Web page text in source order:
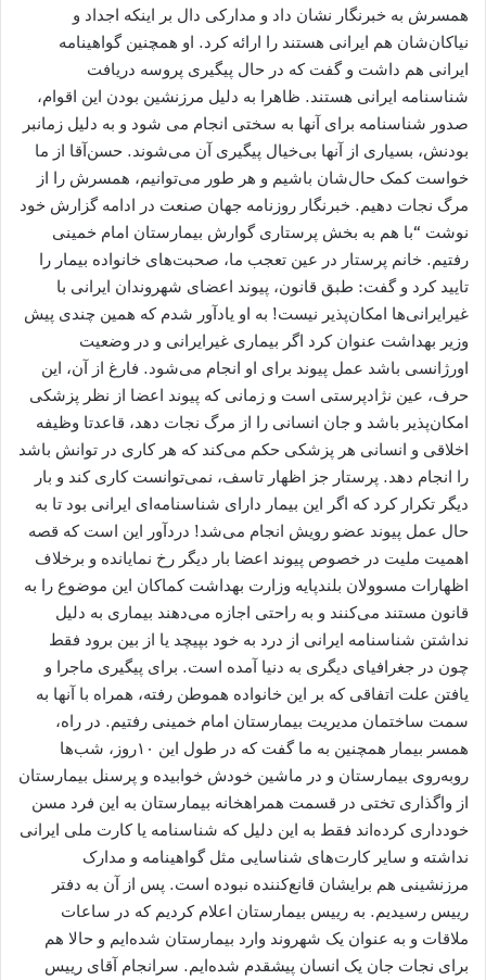
همسرش به خبرنگار نشان داد و مدارکی دال بر اینکه اجداد و
نیاکان‌شان هم ایرانی هستند را ارائه کرد. او همچنین گواهینامه
ایرانی هم داشت و گفت که در حال پیگیری پروسه دریافت
شناسنامه ایرانی هستند. ظاهرا به دلیل مرزنشین بودن این اقوام،
صدور شناسنامه برای آنها به سختی انجام می شود و به دلیل زمانبر
بودنش، بسیاری از آنها بی‌خیال پیگیری آن می‌شوند. حسن‌آقا از ما
خواست کمک حال‌شان باشیم و هر طور می‌توانیم، همسرش را از
مرگ نجات دهیم. خبرنگار روزنامه جهان صنعت در ادامه گزارش خود
نوشت “با هم به بخش پرستاری گوارش بیمارستان امام خمینی
رفتیم. خانم پرستار در عین تعجب ما، صحبت‌های خانواده بیمار را
تایید کرد و گفت: طبق قانون، پیوند اعضای شهروندان ایرانی با
غیرایرانی‌ها امکان‌پذیر نیست! به او یادآور شدم که همین چندی پیش
وزیر بهداشت عنوان کرد اگر بیماری غیرایرانی و در وضعیت
اورژانسی باشد عمل پیوند برای او انجام می‌شود. فارغ از آن، این
حرف، عین نژادپرستی است و زمانی که پیوند اعضا از نظر پزشکی
امکان‌پذیر باشد و جان انسانی را از مرگ نجات دهد، قاعدتا وظیفه
اخلاقی و انسانی هر پزشکی حکم می‌کند که هر کاری در توانش باشد
را انجام دهد. پرستار جز اظهار تاسف، نمی‌توانست کاری کند و بار
دیگر تکرار کرد که اگر این بیمار دارای شناسنامه‌ای ایرانی بود تا به
حال عمل پیوند عضو رویش انجام می‌شد! دردآور این است که قصه
اهمیت ملیت در خصوص پیوند اعضا بار دیگر رخ نمایانده و برخلاف
اظهارات مسوولان بلندپایه وزارت بهداشت کماکان این موضوع را به
قانون مستند می‌کنند و به راحتی اجازه می‌دهند بیماری به دلیل
نداشتن شناسنامه ایرانی از درد به خود بپیچد یا از بین برود فقط
چون در جغرافیای دیگری به دنیا آمده است. برای پیگیری ماجرا و
یافتن علت اتفاقی که بر این خانواده هموطن رفته، همراه با آنها به
سمت ساختمان مدیریت بیمارستان امام خمینی رفتیم. در راه،
همسر بیمار همچنین به ما گفت که در طول این ۱۰روز، شب‌ها
روبه‌روی بیمارستان و در ماشین خودش خوابیده و پرسنل بیمارستان
از واگذاری تختی در قسمت همراهخانه بیمارستان به این فرد مسن
خودداری کرده‌اند فقط به این دلیل که شناسنامه یا کارت ملی ایرانی
نداشته و سایر کارت‌های شناسایی مثل گواهینامه و مدارک
مرزنشینی هم برایشان قانع‌کننده نبوده است. پس از آن به دفتر
رییس رسیدیم. به رییس بیمارستان اعلام کردیم که در ساعات
ملاقات و به عنوان یک شهروند وارد بیمارستان شده‌ایم و حالا هم
برای نجات جان یک انسان پیشقدم شده‌ایم. سرانجام آقای رییس